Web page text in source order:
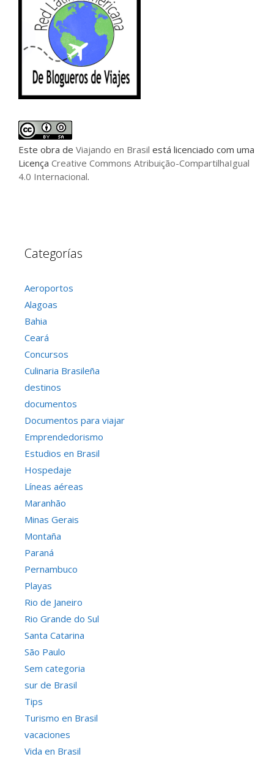
Este obra de Viajando en Brasil está licenciado com uma
Licença Creative Commons Atribuição-CompartilhaIgual
4.0 Internacional.
Categorías
Aeroportos
Alagoas
Bahia
Ceará
Concursos
Culinaria Brasileña
destinos
documentos
Documentos para viajar
Emprendedorismo
Estudios en Brasil
Hospedaje
Líneas aéreas
Maranhão
Minas Gerais
Montaña
Paraná
Pernambuco
Playas
Rio de Janeiro
Rio Grande do Sul
Santa Catarina
São Paulo
Sem categoria
sur de Brasil
Tips
Turismo en Brasil
vacaciones
Vida en Brasil